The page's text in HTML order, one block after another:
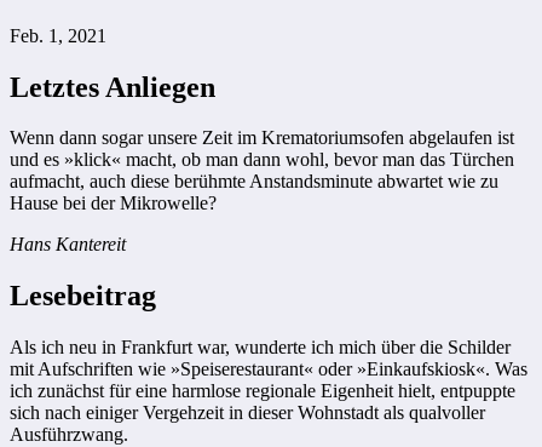
Feb. 1, 2021
Letztes Anliegen
Wenn dann sogar unsere Zeit im Krematoriumsofen abgelaufen ist
und es »klick« macht, ob man dann wohl, bevor man das Türchen
aufmacht, auch diese berühmte Anstandsminute abwartet wie zu
Hause bei der Mikrowelle?
Hans Kantereit
Lesebeitrag
Als ich neu in Frankfurt war, wunderte ich mich über die Schilder
mit Aufschriften wie »Speiserestaurant« oder »Einkaufskiosk«. Was
ich zunächst für eine harmlose regionale Eigenheit hielt, entpuppte
sich nach einiger Vergehzeit in dieser Wohnstadt als qualvoller
Ausführzwang.